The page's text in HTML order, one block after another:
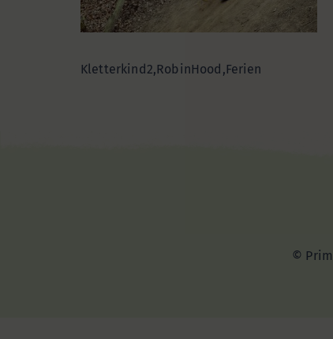
Kletterkind2,RobinHood,Ferien
©